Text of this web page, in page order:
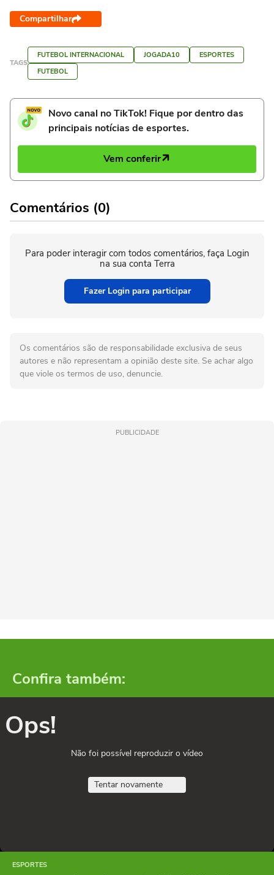
Compartilhar
TAGS
FUTEBOL INTERNACIONAL JOGADA10
ESPORTES
FUTEBOL
Novo canal no TikTok! Fique por dentro das
principais notícias de esportes.
Vem conferir
Comentários (0)
Para poder interagir com todos comentários, faça Login
na sua conta Terra
Fazer Login para participar
Os comentários são de responsabilidade exclusiva de seus
autores e não representam a opinião deste site. Se achar algo
que viole os termos de uso, denuncie.
PUBLICIDADE
Confira também:
Ops!
Não foi possível reproduzir o vídeo
Tentar novamente
ESPORTES